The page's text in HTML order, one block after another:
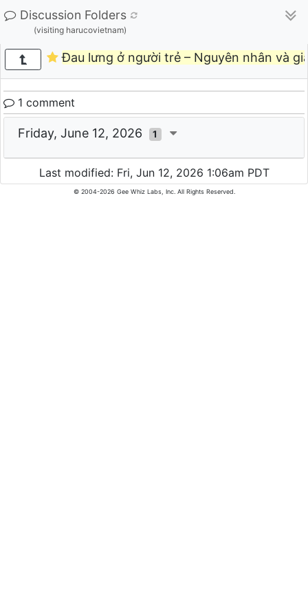
Discussion Folders
(visiting harucovietnam)
Đau lưng ở người trẻ – Nguyên nhân và
1 comment
Friday, June 12, 2026 1
Last modified: Fri, Jun 12, 2026 1:06am PDT
© 2004-2026 Gee Whiz Labs, Inc. All Rights Reserved.